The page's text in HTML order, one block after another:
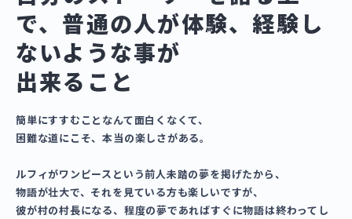
で、普通の人が体験、経験し
ないような事が
出来ること
簡単にすすむことなんて面白くなくて、
困難な道にこそ、本当の楽しさがある。
ルフィがワンピースという前人未踏の夢を掲げたから、
物語が壮大で、それを見ている方も楽しいですが、
彼が村の村長になる、程度の夢であればすぐに物語は終わってし